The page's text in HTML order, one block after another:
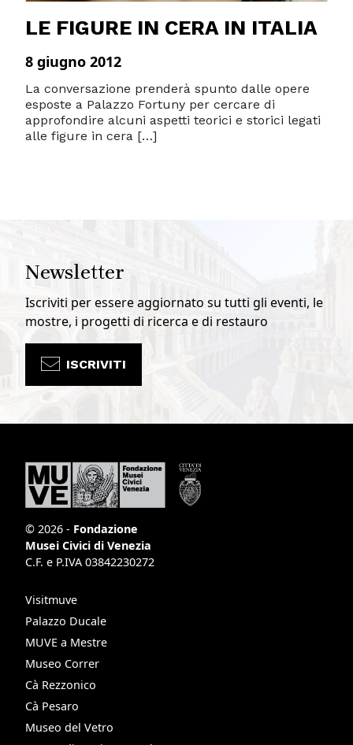
LE FIGURE IN CERA IN ITALIA
8 giugno 2012
La conversazione prenderà spunto dalle opere
esposte a Palazzo Fortuny per cercare di
approfondire alcuni aspetti teorici e storici legati
alle figure in cera […]
Newsletter
Iscriviti per essere aggiornato su tutti gli eventi, le
mostre, i progetti di ricerca e di restauro
ISCRIVITI
© 2026 - Fondazione
Musei Civici di Venezia
C.F. e P.IVA 03842230272
Visitmuve
Palazzo Ducale
MUVE a Mestre
Museo Correr
Cà Rezzonico
Cà Pesaro
Museo del Vetro